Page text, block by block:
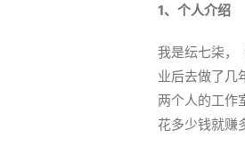
1、个人介绍
我是纭七柒，
业后去做了几
两个人的工作
花多少钱就赚